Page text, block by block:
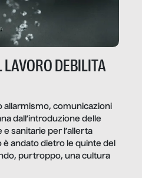
DEBILITA
allarmismo, comunicazioni
dall’introduzione delle
sanitarie per l’allerta
andato dietro le quinte del
purtroppo, una cultura